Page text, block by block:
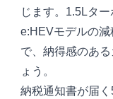
じます。1.5Lタ
e:HEVモデルの
で、納得感のあ
ょう。
納税通知書が届